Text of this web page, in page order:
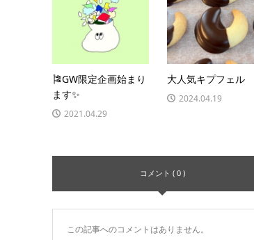
🎏GW限定企画始まり
ます✨
2021.04.29
大人気キプフェル
2024.04.19
コメント ( 0 )
この記事へのコメントはありません。